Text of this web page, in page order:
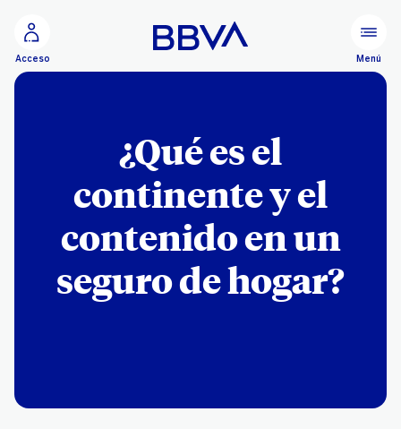
Acceso Menú
¿Qué es el
continente y el
contenido en un
seguro de hogar?